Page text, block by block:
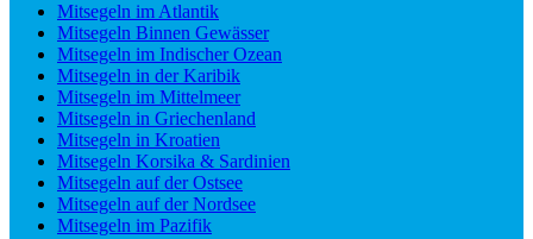
Mitsegeln im Atlantik
Mitsegeln Binnen Gewässer
Mitsegeln im Indischer Ozean
Mitsegeln in der Karibik
Mitsegeln im Mittelmeer
Mitsegeln in Griechenland
Mitsegeln in Kroatien
Mitsegeln Korsika & Sardinien
Mitsegeln auf der Ostsee
Mitsegeln auf der Nordsee
Mitsegeln im Pazifik